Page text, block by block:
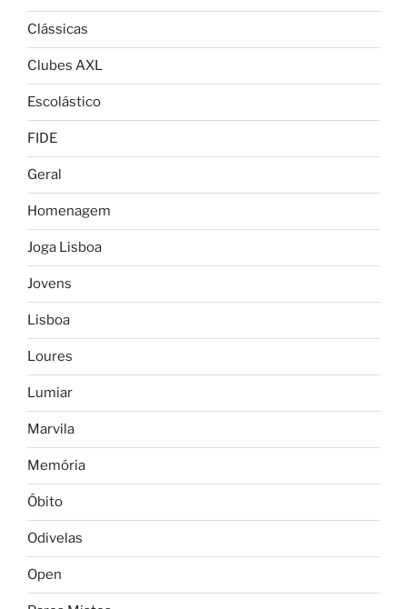
Clássicas
Clubes AXL
Escolástico
FIDE
Geral
Homenagem
Joga Lisboa
Jovens
Lisboa
Loures
Lumiar
Marvila
Memória
Óbito
Odivelas
Open